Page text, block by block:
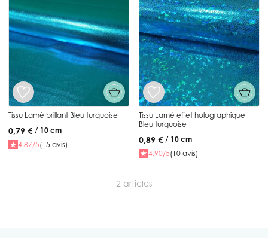
Tissu Lamé brillant Bleu turquoise
0,79 € / 10 cm
4.87/5(15 avis)
Tissu Lamé effet holographique
Bleu turquoise
0,89 € / 10 cm
4.90/5(10 avis)
2 articles